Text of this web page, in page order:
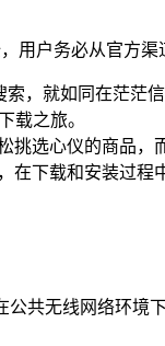
用户务必从官方渠
索，就如同在茫茫
载之旅。
挑选心仪的商品
在下载和安装过程
公共无线网络环境